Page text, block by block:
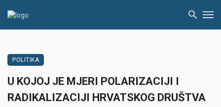
POLITIKA
U KOJOJ JE MJERI POLARIZACIJI I
RADIKALIZACIJI HRVATSKOG DRUŠTVA